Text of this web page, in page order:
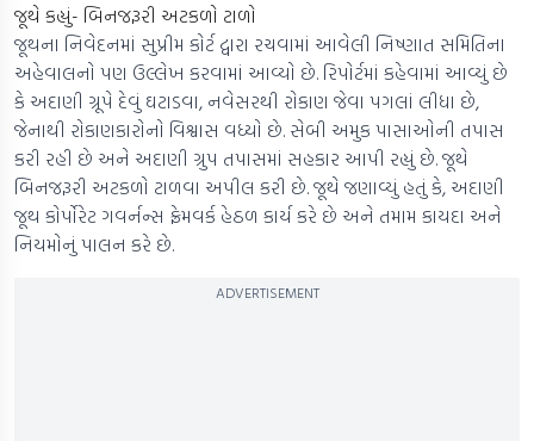
જૂથે કહ્યું- બિનજરૂરી અટકળો ટાળો
જૂથના નિવેદનમાં સુપ્રીમ કોર્ટ દ્વારા રચવામાં આવેલી નિષ્ણાત સમિતિના
અહેવાલનો પણ ઉલ્લેખ કરવામાં આવ્યો છે. રિપોર્ટમાં કહેવામાં આવ્યું છે
કે અદાણી ગ્રૂપે દેવું ઘટાડવા, નવેસરથી રોકાણ જેવા પગલાં લીધા છે,
જેનાથી રોકાણકારોનો વિશ્વાસ વધ્યો છે. સેબી અમુક પાસાઓની તપાસ
કરી રહી છે અને અદાણી ગ્રુપ તપાસમાં સહકાર આપી રહ્યું છે. જૂથે
બિનજરૂરી અટકળો ટાળવા અપીલ કરી છે. જૂથે જણાવ્યું હતું કે, અદાણી
જૂથ કોર્પોરેટ ગવર્નન્સ ફ્રેમવર્ક હેઠળ કાર્ય કરે છે અને તમામ કાયદા અને
નિયમોનું પાલન કરે છે.
ADVERTISEMENT